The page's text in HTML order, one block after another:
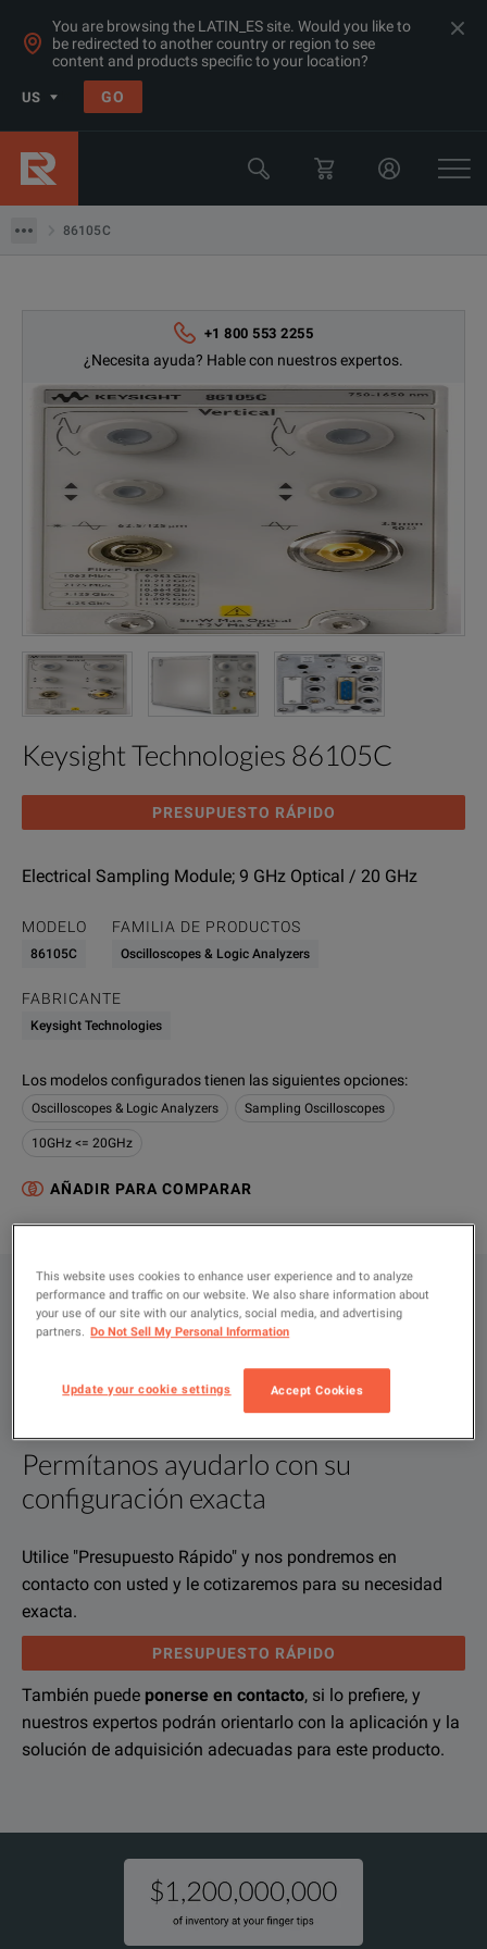
You are browsing the LATIN_ES site. Would you like to
be redirected to another country or region to see
content and products specific to your location?
US GO
86105C
Products
Osciloscopios y analizadores lógicos
Muestreo de Osciloscopios
Keysight Technologies
+1 800 553 2255
¿Necesita ayuda? Hable con nuestros expertos.
Keysight Technologies 86105C
PRESUPUESTO RÁPIDO
Electrical Sampling Module; 9 GHz Optical / 20 GHz
MODELO
86105C
FAMILIA DE PRODUCTOS
Oscilloscopes & Logic Analyzers
FABRICANTE
Keysight Technologies
Los modelos configurados tienen las siguientes opciones:
Oscilloscopes & Logic Analyzers Sampling Oscilloscopes
10GHz <= 20GHz
AÑADIR PARA COMPARAR
CONFIGURACIONES
VISTA GENERAL DEL PRODUCTO
Permítanos ayudarlo con su
configuración exacta
Utilice "Presupuesto Rápido" y nos pondremos en
contacto con usted y le cotizaremos para su necesidad
exacta.
PRESUPUESTO RÁPIDO
También puede ponerse en contacto, si lo prefiere, y
nuestros expertos podrán orientarlo con la aplicación y la
solución de adquisición adecuadas para este producto.
Vista general del producto
The Keysight 86105C plug-in optical module offers
9 GHz amplified optical channel for 9 / 125 to 62.5 / 125 fibers
20 GHz electrical channel with 3.5 mm male input
design the module that fits your application: combination of
Recursos
Recursos en línea
Keysight Infiniium DCA-X 86100D Wide-Bandwidth
DESCARGAR
This website uses cookies to enhance user experience and to analyze
performance and traffic on our website. We also share information about
your use of our site with our analytics, social media, and advertising
partners.
Do Not Sell My Personal Information
Update your cookie settings Accept Cookies